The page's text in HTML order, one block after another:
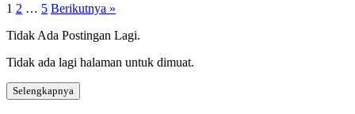
1 2 … 5 Berikutnya »
Tidak Ada Postingan Lagi.
Tidak ada lagi halaman untuk dimuat.
Selengkapnya